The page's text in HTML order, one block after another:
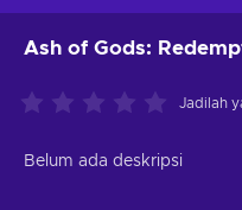
Ash of Gods:
Jadilah
Belum ada deskripsi